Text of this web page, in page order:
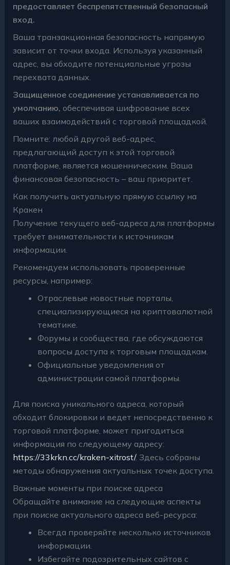
предоставляет беспрепятственный безопасный
вход.
Ваша транзакционная безопасность напрямую
зависит от точки входа. Используя указанный
адрес, вы обходите потенциальные угрозы
перехвата данных.
Защищенное соединение устанавливается по
умолчанию, обеспечивая шифрование всех
ваших взаимодействий с торговой площадкой.
Помните: любой другой веб-адрес,
предлагающий доступ к этой торговой
платформе, является мошенническим. Ваша
финансовая безопасность – ваш приоритет.
Как получить актуальную прямую ссылку на
Кракен
Получение текущего веб-адреса для платформы
требует внимательности к источникам
информации.
Рекомендуем использовать проверенные
ресурсы, например:
Отраслевые новостные порталы,
специализирующиеся на криптовалютной
тематике.
Форумы и сообщества, где обсуждаются
вопросы доступа к торговым площадкам.
Официальные уведомления от
администрации самой платформы.
Для поиска уникального адреса, который
обходит блокировки и ведет непосредственно к
торговой платформе, может пригодиться
информация по следующему адресу:
https://33krkn.cc/kraken-xitrost/. Здесь собраны
методы обнаружения актуальных точек доступа.
Важные моменты при поиске адреса
Обращайте внимание на следующие аспекты
при поиске актуального адреса веб-ресурса:
Всегда проверяйте несколько источников
информации.
Избегайте подозрительных сайтов с